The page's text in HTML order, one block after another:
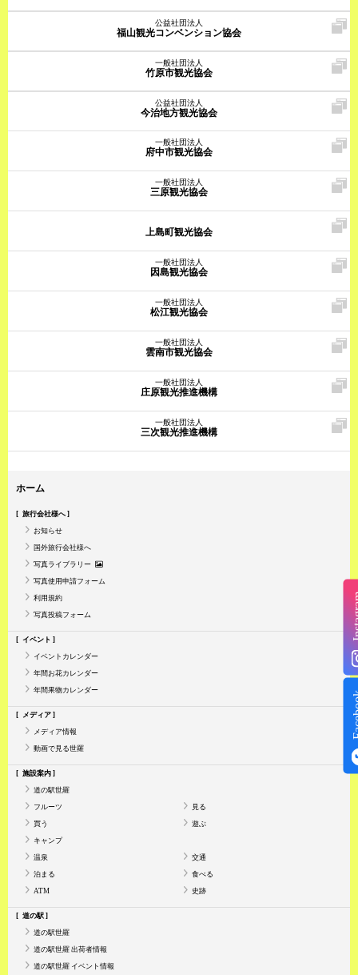
公益社団法人
福山観光コンベンション協会
一般社団法人
竹原市観光協会
公益社団法人
今治地方観光協会
一般社団法人
府中市観光協会
一般社団法人
三原観光協会
上島町観光協会
一般社団法人
因島観光協会
一般社団法人
松江観光協会
一般社団法人
雲南市観光協会
一般社団法人
庄原観光推進機構
一般社団法人
三次観光推進機構
ホーム
旅行会社様へ
お知らせ
国外旅行会社様へ
写真ライブラリー
写真使用申請フォーム
利用規約
写真投稿フォーム
イベント
イベントカレンダー
年間お花カレンダー
年間果物カレンダー
メディア
メディア情報
動画で見る世羅
施設案内
道の駅世羅
フルーツ 見る
買う 遊ぶ
キャンプ
温泉 交通
泊まる 食べる
ATM 史跡
道の駅
道の駅世羅
道の駅世羅 出荷者情報
道の駅世羅 イベント情報